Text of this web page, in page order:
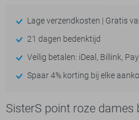
Lage verzendkosten | Gratis
21 dagen bedenktijd
Veilig betalen: iDeal, Billink,
Spaar 4% korting bij elke
SisterS point roze dames